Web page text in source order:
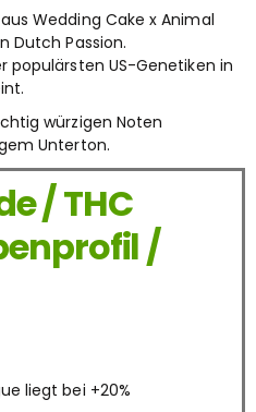
Wedding Cake x Animal
Dutch Passion.
populärsten US-Genetiken in
würzigen Noten
Unterton.
/ THC
/
liegt bei +20%